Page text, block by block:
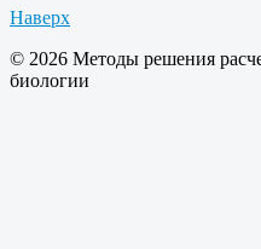
Наверх
© 2026 Методы решения
биологии